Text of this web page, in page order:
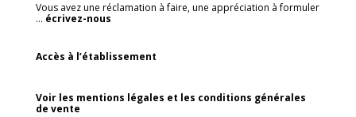
Vous avez une réclamation à faire, une appréciation à formuler
… écrivez-nous
Accès à l’établissement
Voir les mentions légales et les conditions générales
de vente